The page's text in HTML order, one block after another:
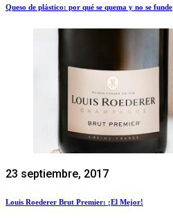
Queso de plástico: por qué se quema y no se funde
23 septiembre, 2017
Louis Roederer Brut Premier: ¡El Mejor!